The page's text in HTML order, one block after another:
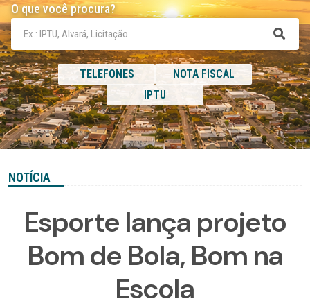
O que você procura?
TELEFONES
NOTA FISCAL
IPTU
NOTÍCIA
Esporte lança projeto
Bom de Bola, Bom na
Escola